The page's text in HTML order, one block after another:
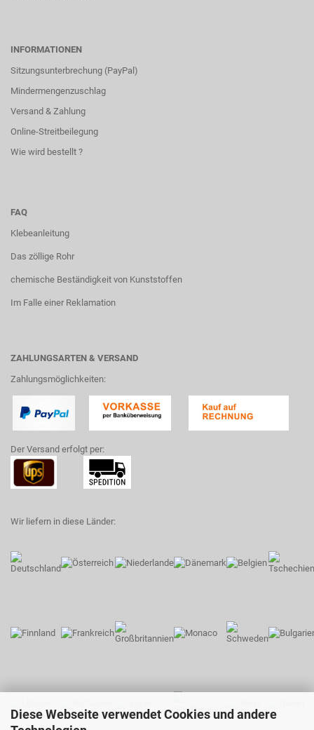
Diese Webseite verwendet Cookies und andere
INFORMATIONEN
Sitzungsunterbrechung (PayPal)
Mindermengenzuschlag
Versand & Zahlung
Online-Streitbeilegung
Wie wird bestellt ?
FAQ
Klebeanleitung
Das zöllige Rohr
chemische Beständigkeit von Kunststoffen
Im Falle einer Reklamation
ZAHLUNGSARTEN & VERSAND
Zahlungsmöglichkeiten:
Der Versand erfolgt per:
Wir liefern in diese Länder: